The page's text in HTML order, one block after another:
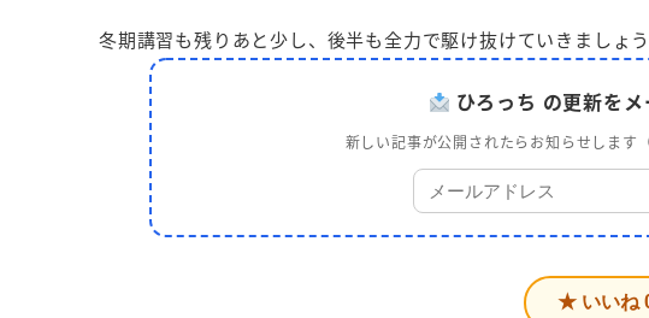
冬期講習も残りあと少し、後半も全力で駆け抜けていきましょう
ひろっち の更新を
新しい記事が公開されたらお知らせします
★ いいね